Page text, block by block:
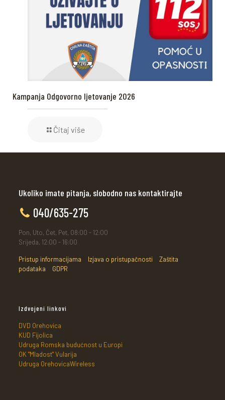
Kampanja Odgovorno ljetovanje 2026
Čitaj više
Ukoliko imate pitanja, slobodno nas kontaktirajte
040/635-275
Pon, Uto, Čet, Pet, 08:00 - 12:00
Srijeda, 12:00 - 16:00
Pristup informacijama Izjava o pristupačnosti
Zaštita
podataka
GDPR
Izdvojeni linkovi
DVD Orehovica
KUD Fijolica
Udruga Romska budućnost u Europi
OK "Mladost" Vularija
Udruga OrehovicaWireless